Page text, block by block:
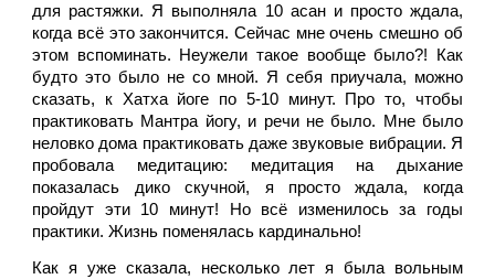
для растяжки. Я выполняла 10 асан и просто ждала,
когда всё это закончится. Сейчас мне очень смешно об
этом вспоминать. Неужели такое вообще было?! Как
будто это было не со мной. Я себя приучала, можно
сказать, к Хатха йоге по 5-10 минут. Про то, чтобы
практиковать Мантра йогу, и речи не было. Мне было
неловко дома практиковать даже звуковые вибрации. Я
пробовала медитацию: медитация на дыхание
показалась дико скучной, я просто ждала, когда
пройдут эти 10 минут! Но всё изменилось за годы
практики. Жизнь поменялась кардинально!
Как я уже сказала, несколько лет я была вольным